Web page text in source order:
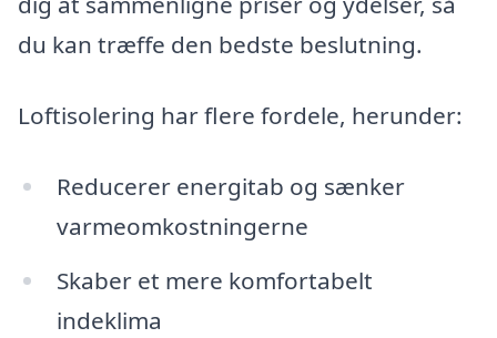
du kan træffe den bedste beslutning.
Loftisolering har flere fordele, herunder:
Reducerer energitab og sænker
varmeomkostningerne
Skaber et mere komfortabelt
indeklima